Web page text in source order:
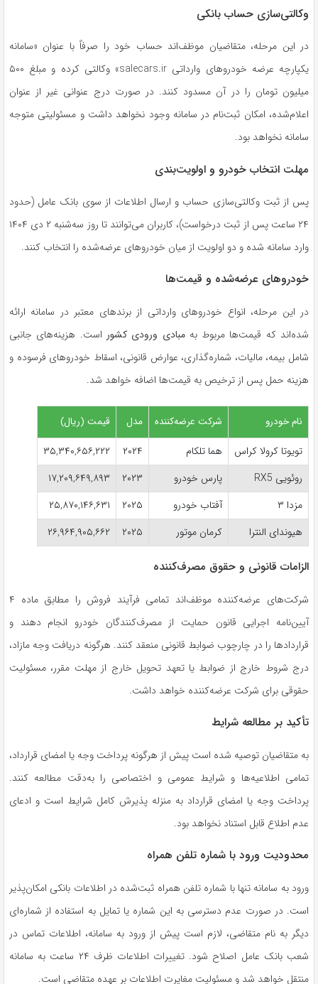
وکالتی‌سازی حساب بانکی
در این مرحله، متقاضیان موظف‌اند حساب خود را صرفاً با عنوان «سامانه
یکپارچه عرضه خودروهای وارداتی salecars.ir» وکالتی کرده و مبلغ ۵۰۰
میلیون تومان را در آن مسدود کنند. در صورت درج عنوانی غیر از عنوان
اعلام‌شده، امکان ثبت‌نام در سامانه وجود نخواهد داشت و مسئولیتی متوجه
سامانه نخواهد بود.
مهلت انتخاب خودرو و اولویت‌بندی
پس از ثبت وکالتی‌سازی حساب و ارسال اطلاعات از سوی بانک عامل (حدود
۲۴ ساعت پس از ثبت درخواست)، کاربران می‌توانند تا روز سه‌شنبه ۲ دی ۱۴۰۴
وارد سامانه شده و دو اولویت از میان خودروهای عرضه‌شده را انتخاب کنند.
خودروهای عرضه‌شده و قیمت‌ها
در این مرحله، انواع خودروهای وارداتی از برندهای معتبر در سامانه ارائه
شده‌اند که قیمت‌ها مربوط بهمبادی ورودی کشور است. هزینه‌های جانبی
شامل بیمه، مالیات، شماره‌گذاری، عوارض قانونی، اسقاط خودروهای فرسوده و
هزینه حمل پس از ترخیص به قیمت‌ها اضافه خواهد شد.
نام خودرو شرکت عرضه‌کننده مدل قیمت (ریال)
تویوتا کرولا کراس هما تلکام ۲۰۲۴
۳۵,۳۴۰,۶۵۶,۲۲۲
روئویی RX5
پارس خودرو ۲۰۲۳
۱۷,۲۰۹,۶۴۹,۸۹۳
مزدا ۳
آفتاب خودرو ۲۰۲۵
۲۵,۸۷۰,۱۴۶,۶۳۱
هیوندای النترا
کرمان موتور ۲۰۲۵ ۲۶,۹۶۴,۹۰۵,۶۶۲
الزامات قانونی و حقوق مصرف‌کننده
شرکت‌های عرضه‌کننده موظف‌اند تمامی فرآیند فروش را مطابق ماده ۴
آیین‌نامه اجرایی قانون حمایت از مصرف‌کنندگان خودرو انجام دهند و
قراردادها را در چارچوب ضوابط قانونی منعقد کنند. هرگونه دریافت وجه مازاد،
درج شروط خارج از ضوابط یا تعهد تحویل خارج از مهلت مقرر، مسئولیت
حقوقی برای شرکت عرضه‌کننده خواهد داشت.
تأکید بر مطالعه شرایط
به متقاضیان توصیه شده است پیش از هرگونه پرداخت وجه یا امضای قرارداد،
تمامی اطلاعیه‌ها و شرایط عمومی و اختصاصی را به‌دقت مطالعه کنند.
پرداخت وجه یا امضای قرارداد به منزله پذیرش کامل شرایط است و ادعای
عدم اطلاع قابل استناد نخواهد بود.
محدودیت ورود با شماره تلفن همراه
ورود به سامانه تنها با شماره تلفن همراه ثبت‌شده در اطلاعات بانکی امکان‌پذیر
است. در صورت عدم دسترسی به این شماره یا تمایل به استفاده از شماره‌ای
دیگر به نام متقاضی، لازم است پیش از ورود به سامانه، اطلاعات تماس در
شعب بانک عامل اصلاح شود. تغییرات اطلاعات ظرف ۲۴ ساعت به سامانه
منتقل خواهد شد و مسئولیت مغایرت اطلاعات بر عهده متقاضی است.